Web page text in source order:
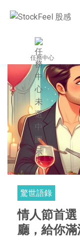
任務中心
驚世語錄
情人節首
廳，給你滿